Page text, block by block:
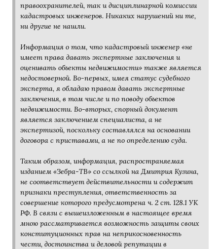
правоохранителей, так и дисциплинарной комиссии
кадастровых инженеров. Никаких нарушений ни те,
ни другие не нашли.
Информация о том, что кадастровый инженер «не
имеет права давать экспертные заключения и
оценивать объекты недвижимости» также является
недостоверной. Во-первых, имея статус судебного
эксперта, я обладаю правом давать экспертные
заключения, в том числе и по поводу объектов
недвижимости. Во-вторых, спорный документ
является заключением специалиста, а не
экспертизой, поскольку составлялся на основании
договора с приставами, а не по определению суда.
Таким образом, информация, распространяемая
изданием «Зебра-ТВ» со ссылкой на Дмитрия Кузина,
не соответствует действительности и содержит
признаки преступления, ответственность за
совершение которого предусмотрена ч. 2 ст. 128.1 УК
РФ. В связи с вышеизложенным в настоящее время
мною рассматривается возможность защиты своих
конституционных прав на неприкосновенность
чести, достоинства и деловой репутации в